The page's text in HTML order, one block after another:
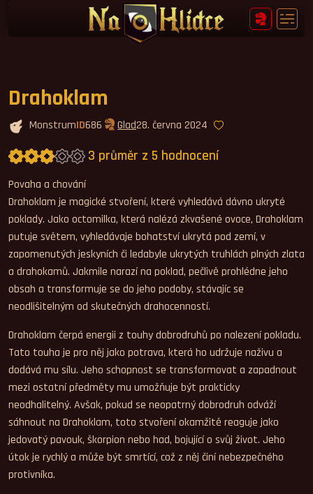
Drahoklam
MonstrumID686 Glad28. června 2024
3 průměr z 5 hodnocení
Průměrné hodnocení 3,0.
Povaha a chování
Drahoklam je magické stvoření, které vyhledává dávno ukryté
poklady. Jako octomilka, která nalézá zkvašené ovoce, Drahoklam
putuje světem, vyhledávaje bohatství ukrytá pod zemí, v
zapomenutých jeskyních či ledabyle ukrytých truhlách plných zlata
a drahokamů. Jakmile narazí na poklad, pečlivě prohlédne jeho
obsah a transformuje se do jeho podoby, stávajíc se
neodlišitelným od skutečných drahocenností.
Drahoklam čerpá energii z touhy dobrodruhů po nalezení pokladu.
Tato touha je pro něj jako potrava, která ho udržuje naživu a
dodává mu sílu. Jeho schopnost se transformovat a zapadnout
mezi ostatní předměty mu umožňuje být prakticky
neodhalitelný. Avšak, pokud se neopatrný dobrodruh odváží
sáhnout na Drahoklam, toto stvoření okamžitě reaguje jako
jedovatý pavouk, škorpion nebo had, bojující o svůj život. Jeho
útok je rychlý a může být smrtící, což z něj činí nebezpečného
protivníka.